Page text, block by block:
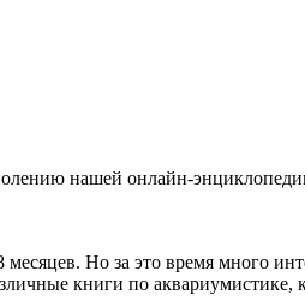
нашей онлайн-
Но за это время много
книги по аквариумистике,